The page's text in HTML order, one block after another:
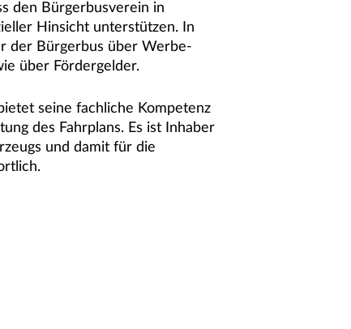
den Bürgerbusverein in
Hinsicht unterstützen. In
der Bürgerbus über Werbe-
über Fördergelder.
seine fachliche Kompetenz
des Fahrplans. Es ist Inhaber
und damit für die